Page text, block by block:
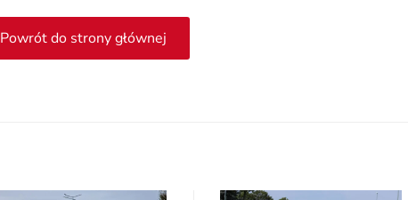
Powrót do strony głównej